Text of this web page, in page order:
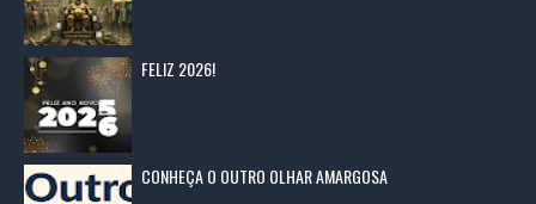
FELIZ 2026!
CONHEÇA O OUTRO OLHAR AMARGOSA